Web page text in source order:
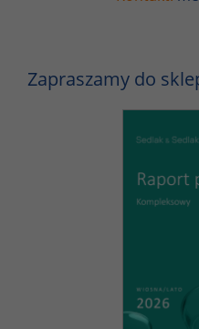
Zapraszamy do